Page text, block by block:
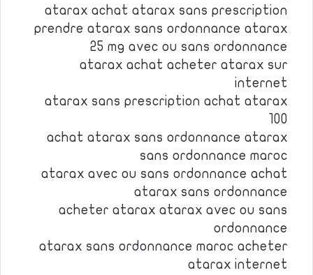
atarax achat atarax sans prescription
prendre atarax sans ordonnance atarax
25 mg avec ou sans ordonnance
atarax achat acheter atarax sur
internet
atarax sans prescription achat atarax
100
achat atarax sans ordonnance atarax
sans ordonnance maroc
atarax avec ou sans ordonnance achat
atarax sans ordonnance
acheter atarax atarax avec ou sans
ordonnance
atarax sans ordonnance maroc acheter
atarax internet